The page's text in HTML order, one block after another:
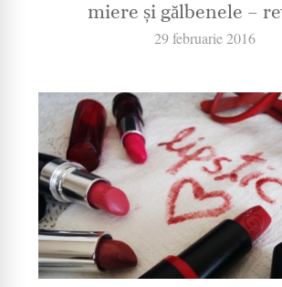
miere și gălbenele –
29 februarie 2016